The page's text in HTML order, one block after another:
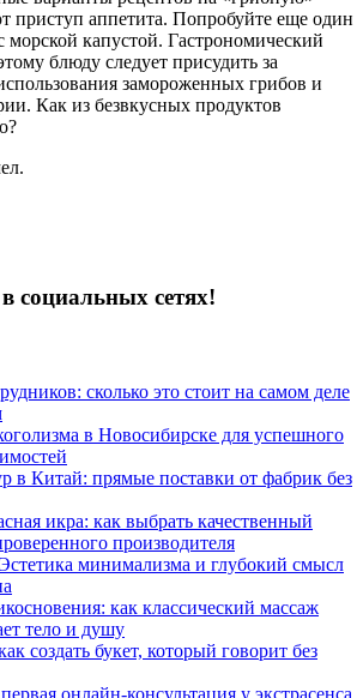
приступ аппетита. Попробуйте еще один
морской капустой. Гастрономический
блюду следует присудить за
замороженных грибов и
Как из безвкусных продуктов
социальных сетях!
сколько это стоит на самом деле
в Новосибирске для успешного
в Китай: прямые поставки от фабрик без
икра: как выбрать качественный
производителя
минимализма и глубокий смысл
как классический массаж
тело и душу
создать букет, который говорит без